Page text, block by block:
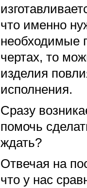
что именно
необходимые
чертах, то
изделия
исполнения.
Сразу
помочь
ждать?
Отвечая на
что у нас